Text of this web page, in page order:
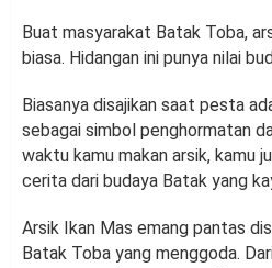
Buat masyarakat Batak Toba,
biasa. Hidangan ini punya nilai
Biasanya disajikan saat pesta
sebagai simbol penghormatan
waktu kamu makan arsik, kamu
cerita dari budaya Batak yang
Arsik Ikan Mas emang pantas
Batak Toba yang menggoda.